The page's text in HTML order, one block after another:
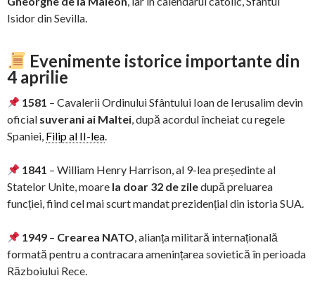
Isidor din Sevilla.
Evenimente istorice importante din
4 aprilie
1581 – Cavalerii Ordinului Sfântului Ioan de Ierusalim devin
oficial suverani ai Maltei, după acordul încheiat cu regele
Spaniei, Filip al II-lea.
1841 – William Henry Harrison, al 9-lea președinte al
Statelor Unite, moare la doar 32 de ziledupă preluarea
funcției, fiind cel mai scurt mandat prezidențial din istoria SUA.
1949 – Crearea NATO, alianța militară internațională
formată pentru a contracara amenințarea sovietică în perioada
Războiului Rece.